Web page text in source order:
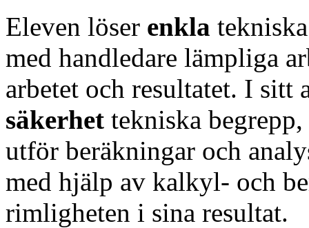
Eleven löser enkla
med handledare lämpliga
arbetet och resultatet. I sitt
säkerhet tekniska
utför beräkningar och
med hjälp av kalkyl- och
rimligheten i sina resultat.